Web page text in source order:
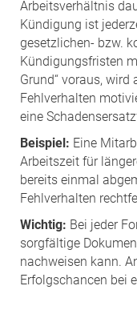
Arbeitsverhältnis
Kündigung ist
gesetzlichen- bzw.
Kündigungsfristen
Grund“ voraus,
Fehlverhalten
eine
Beispiel: Eine
Arbeitszeit für
bereits einmal
Fehlverhalten
Wichtig: Bei jeder
sorgfältige
nachweisen kann.
Erfolgschancen bei